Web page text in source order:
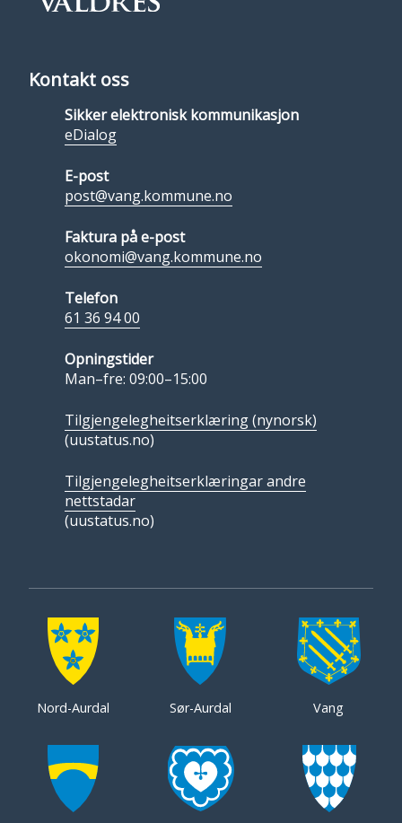
Kontakt oss
Sikker elektronisk kommunikasjon
eDialog
E-post
post@vang.kommune.no
Faktura på e-post
okonomi@vang.kommune.no
Telefon
61 36 94 00
Opningstider
Man–fre: 09:00–15:00
Tilgjengelegheitserklæring (nynorsk)
(uustatus.no)
Tilgjengelegheitserklæringar andre
nettstadar
(uustatus.no)
Nord-Aurdal Sør-Aurdal Vang